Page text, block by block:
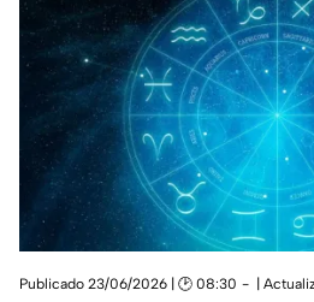
Publicado 23/06/2026 | 🕑 08:30 |